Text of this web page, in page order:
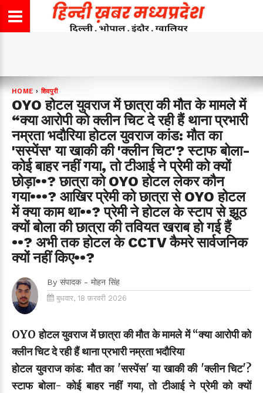
HOME ›शिवपुरी
OYO होटल युवराज में छात्रा की मौत के मामले में
“क्या आरोपी को क्लीन चिट दे रही हैं थाना प्रभारी
नम्रता भदौरिया होटल युवराज कांड: मौत का
'सस्पेंस' या खाकी की 'क्लीन चिट'? स्टाफ बोला-
कोई बाहर नहीं गया, तो टीआई ने प्रेमी को क्यों
छोड़ा••? छात्रा को OYO होटल लेकर कौन
गया•••? आखिर प्रेमी को छात्रा से OYO होटल
में क्या काम था••? प्रेमी ने होटल के स्टाप से झूठ
क्यों बोला की छात्रा की तवियत खराब हो गई हैं
••? अभी तक होटल के CCTV कैमरे सार्वजनिक
क्यों नहीं किए••?
By संपादक - मोहन सिंह
बुधवार, 18 फ़रवरी 2026
OYO होटल युवराज में छात्रा की मौत के मामले में “क्या आरोपी को
क्लीन चिट दे रही हैं थाना प्रभारी नम्रता भदौरिया
होटल युवराज कांड: मौत का 'सस्पेंस' या खाकी की 'क्लीन चिट'?
स्टाफ बोला- कोई बाहर नहीं गया, तो टीआई ने प्रेमी को क्यों